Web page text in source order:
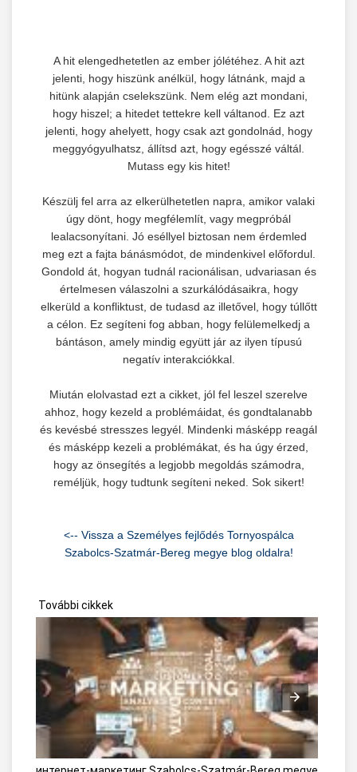
A hit elengedhetetlen az ember jólétéhez. A hit azt
jelenti, hogy hiszünk anélkül, hogy látnánk, majd a
hitünk alapján cselekszünk. Nem elég azt mondani,
hogy hiszel; a hitedet tettekre kell váltanod. Ez azt
jelenti, hogy ahelyett, hogy csak azt gondolnád, hogy
meggyógyulhatsz, állítsd azt, hogy egésszé váltál.
Mutass egy kis hitet!
Készülj fel arra az elkerülhetetlen napra, amikor valaki
úgy dönt, hogy megfélemlít, vagy megpróbál
lealacsonyítani. Jó eséllyel biztosan nem érdemled
meg ezt a fajta bánásmódot, de mindenkivel előfordul.
Gondold át, hogyan tudnál racionálisan, udvariasan és
értelmesen válaszolni a szurkálódásaikra, hogy
elkerüld a konfliktust, de tudasd az illetővel, hogy túllőtt
a célon. Ez segíteni fog abban, hogy felülemelkedj a
bántáson, amely mindig együtt jár az ilyen típusú
negatív interakciókkal.
Miután elolvastad ezt a cikket, jól fel leszel szerelve
ahhoz, hogy kezeld a problémáidat, és gondtalanabb
és kevésbé stresszes legyél. Mindenki másképp reagál
és másképp kezeli a problémákat, és ha úgy érzed,
hogy az önsegítés a legjobb megoldás számodra,
reméljük, hogy tudtunk segíteni neked. Sok sikert!
<-- Vissza a Személyes fejlődés Tornyospálca
Szabolcs-Szatmár-Bereg megye blog oldalra!
További cikkek